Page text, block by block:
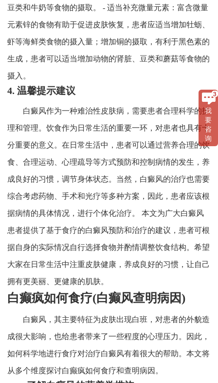
豆类和牛奶等食物的摄取。 - 适当补充微量元素：富含微量
元素锌的食物有助于促进皮肤恢复，患者应适当增加牡蛎、
虾等海鲜类食物的摄入量；增加铜的摄取，有利于黑色素的
生成，患者可以适当增加动物的肾脏、豆类和蘑菇等食物的
摄入。
4. 温馨提示建议
白癜风作为一种难治性皮肤病，需要患者合理科学的护
理和管理。饮食作为日常生活的重要一环，对患者也具有十
分重要的意义。在日常生活中，患者可以通过营养合理的饮
食、合理运动、心理疏导等方式预防和控制病情的发生，养
成良好的习惯，调节身体状态。当然，白癜风的治疗也需要
综合考虑药物、手术和光疗等多种方案，因此，患者应该根
据病情的具体情况，进行个体化治疗。 本文为广大白癜风
患者提供了基于食疗的白癜风预防和治疗的建议，患者可根
据自身的实际情况自行选择食物并酌情调整饮食结构。希望
大家在日常生活中注重皮肤健康，养成良好的习惯，让自己
拥有更美丽、更健康的肌肤。
白癫疯如何食疗(白癫风查明病因)
白癜风，其主要特征为皮肤出现白班，对患者的外貌造
成很大影响，也给患者带来了一些程度的心理压力。因此，
如何科学地进行食疗对治疗白癜风有着很大的帮助。本文将
从多个维度探讨白癫疯如何食疗和查明病因。
我
要
咨
询